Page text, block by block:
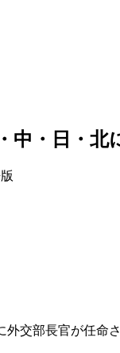
中・日・
外交部長官が任命